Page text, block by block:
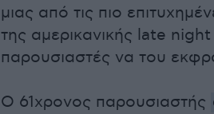
μιας από τις πιο
της αμερικανικής late
παρουσιαστές να του
Ο 61χρονος παρουσιαστής